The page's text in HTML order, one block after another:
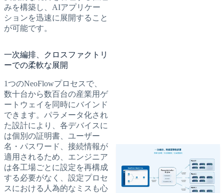
みを構築し、AIアプリケー
ションを迅速に展開すること
が可能です。
一次編排、クロスファクトリ
ーでの柔軟な展開
1つのNeoFlowプロセスで、
数十台から数百台の産業用ゲ
ートウェイを同時にバインド
できます。パラメータ化され
た設計により、各デバイスに
は個別の証明書、ユーザー
名・パスワード、接続情報が
適用されるため、エンジニア
は各工場ごとに設定を再構成
する必要がなく、設定プロセ
スにおける人為的なミスも心